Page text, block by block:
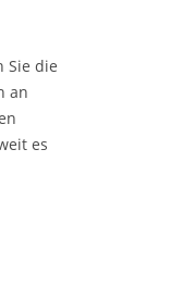
Sie die
an
es